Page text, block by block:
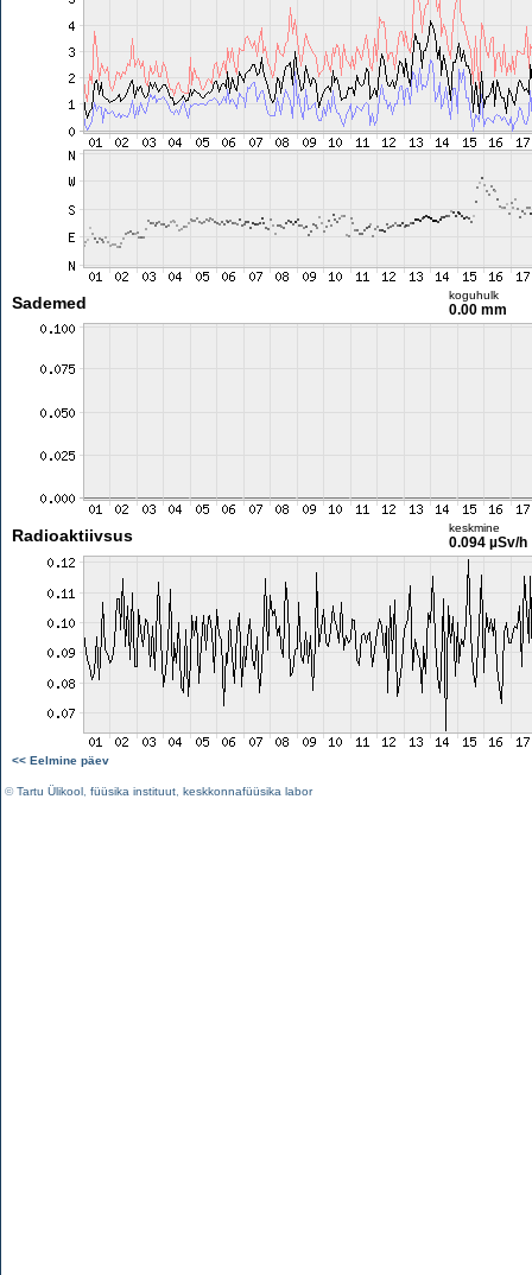
Sademed koguhulk
0.00 mm
Radioaktiivsus keskmine
0.094 µSv/h
<< Eelmine päev
©Tartu Ülikool füüsika instituut keskkonnafüüsika labor